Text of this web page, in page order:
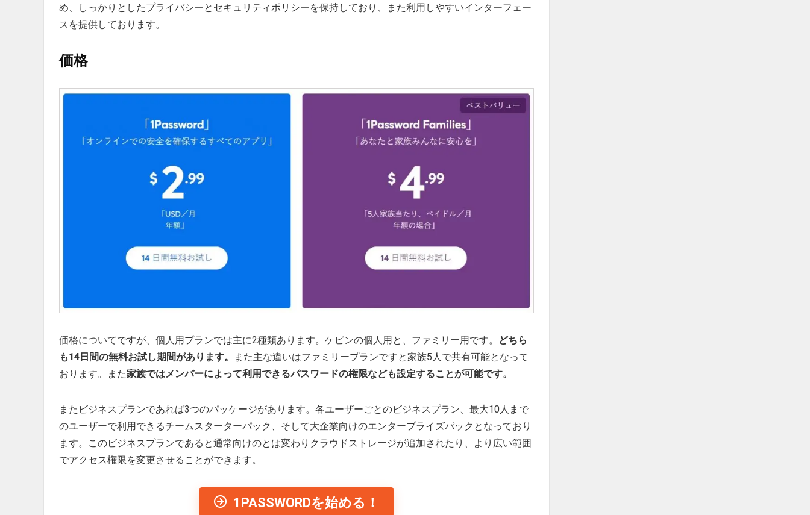
め、しっかりとしたプライバシーとセキュリティポリシーを保持しており、また利用しやすいインターフェー
スを提供しております。
価格
価格についてですが、個人用プランでは主に2種類あります。ケビンの個人用と、ファミリー用です。
どちら
も14日間の無料お試し期間があります。
また主な違いはファミリープランですと家族5人で共有可能となって
おります。また家族ではメンバーによって利用できるパスワードの権限なども設定することが可能です。
またビジネスプランであれば3つのパッケージがあります。各ユーザーごとのビジネスプラン、最大10人まで
のユーザーで利用できるチームスターターパック、そして大企業向けのエンタープライズパックとなっており
ます。このビジネスプランであると通常向けのとは変わりクラウドストレージが追加されたり、より広い範囲
でアクセス権限を変更させることができます。
1PASSWORDを始める！